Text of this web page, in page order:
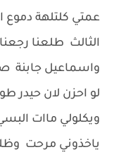
عمتي كلتلهة دموع
الثالث طلعنا
واسماعيل جابنة
لو احزن لان
ويكلولي ماات
ياخذوني مرحت